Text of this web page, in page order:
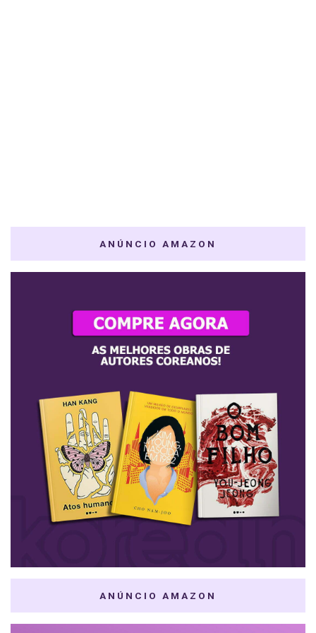
ANÚNCIO AMAZON
ANÚNCIO AMAZON